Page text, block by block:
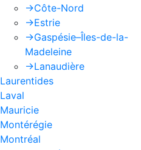
->Côte-Nord
->Estrie
->Gaspésie–Îles-de-la-
Madeleine
->Lanaudière
Laurentides
Laval
Mauricie
Montérégie
Montréal